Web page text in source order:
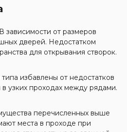
от размеров
дверей. Недостатком
для открывания створок.
избавлены от недостатков
узких проходах между рядами.
перечисленных выше
места в проходе при